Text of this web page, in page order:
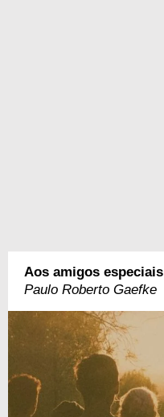
Aos amigos especiais
Paulo Roberto Gaefke